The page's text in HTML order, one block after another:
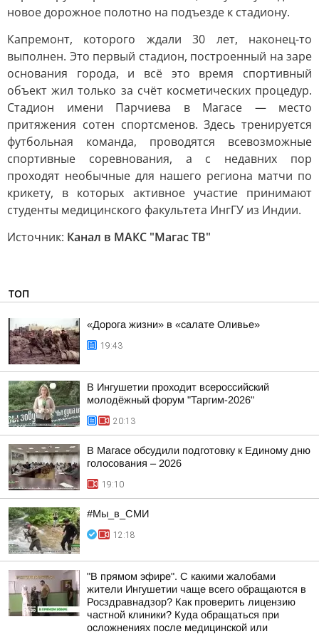
новое дорожное полотно на подъезде к стадиону.
Капремонт, которого ждали 30 лет, наконец-то
выполнен. Это первый стадион, построенный на заре
основания города, и всё это время спортивный
объект жил только за счёт косметических процедур.
Стадион имени Парчиева в Магасе — место
притяжения сотен спортсменов. Здесь тренируется
футбольная команда, проводятся всевозможные
спортивные соревнования, а с недавних пор
проходят необычные для нашего региона матчи по
крикету, в которых активное участие принимают
студенты медицинского факультета ИнгГУ из Индии.
Источник: Канал в МАКС "Магас ТВ"
ТОП
«Дорога жизни» в «салате Оливье»
19:43
В Ингушетии проходит всероссийский
молодёжный форум "Таргим-2026"
20:13
В Магасе обсудили подготовку к Единому дню
голосования – 2026
19:10
#Мы_в_СМИ
12:18
"В прямом эфире". С какими жалобами
жители Ингушетии чаще всего обращаются в
Росздравнадзор? Как проверить лицензию
частной клиники? Куда обращаться при
осложнениях после медицинской или